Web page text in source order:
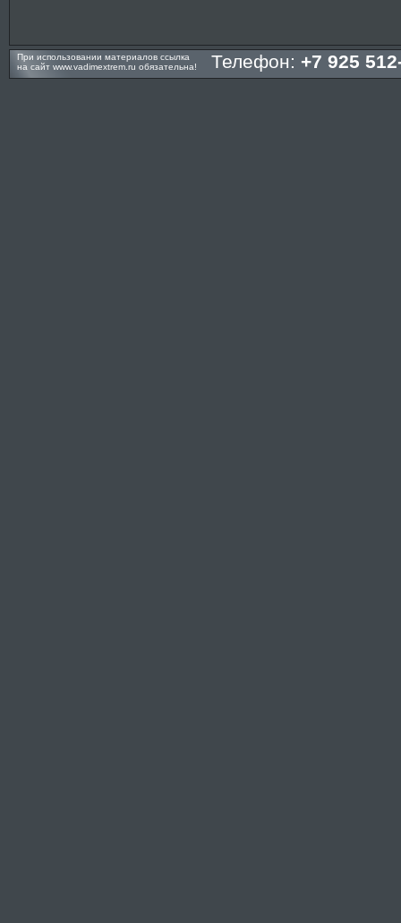
При использовании материалов ссылка
на сайт www.vadimextrem.ru обязательна! Телефон: +7 925